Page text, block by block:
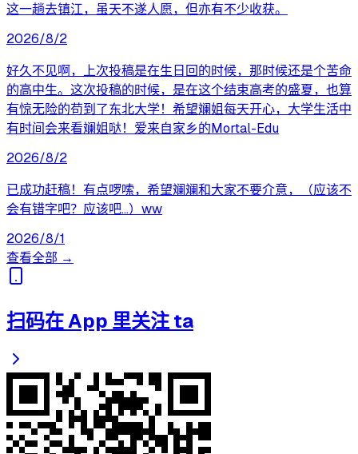
这一趟去镇江，虽天不遂人愿，但亦有不少收获。
2026/8/2
好久不见啊，上次投稿是在生日回的时候，那时候还是个苦命
的高中生。这次投稿的时候，是在这个结束高考的盛夏，也算
有惊无险的苟到了东北大学！希望斓姐每天开心，大学生活中
有时间会来看斓姐哒！爱来自家乡的Mortal-Edu
2026/8/2
已成功赶稿！有点啰嗦，希望斓斓和大家不要介意，（应该不
会有错字吧？应该吧...）ww
2026/8/1
查看全部 →
扫码在 App 里关注 ta